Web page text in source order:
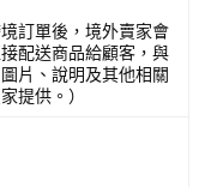
境訂單後，境外賣家會
配送商品給顧客，與
片、說明及其他相關
提供。）